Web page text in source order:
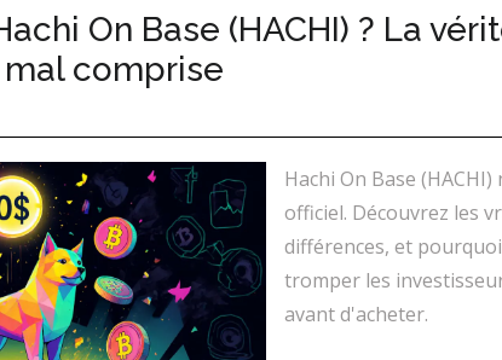
On Base (HACHI) ? La
comprise
Hachi On Base
officiel. Découvrez les
différences, et
tromper les
avant d'acheter.